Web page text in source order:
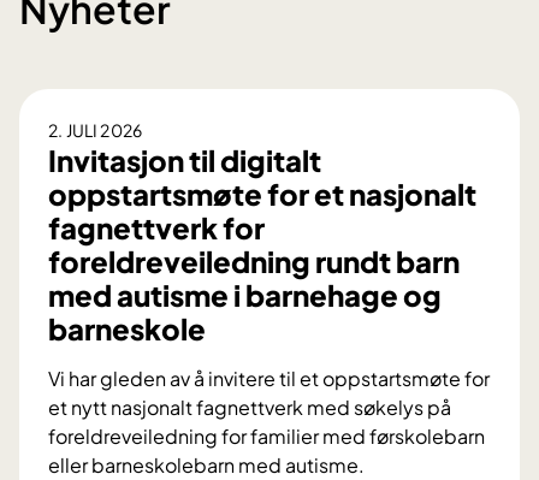
2. JULI 2026
Invitasjon til digitalt
oppstartsmøte for et nasjonalt
fagnettverk for
foreldreveiledning rundt barn
med autisme i barnehage og
barneskole
Vi har gleden av å invitere til et oppstartsmøte for
et nytt nasjonalt fagnettverk med søkelys på
foreldreveiledning for familier med førskolebarn
eller barneskolebarn med autisme.